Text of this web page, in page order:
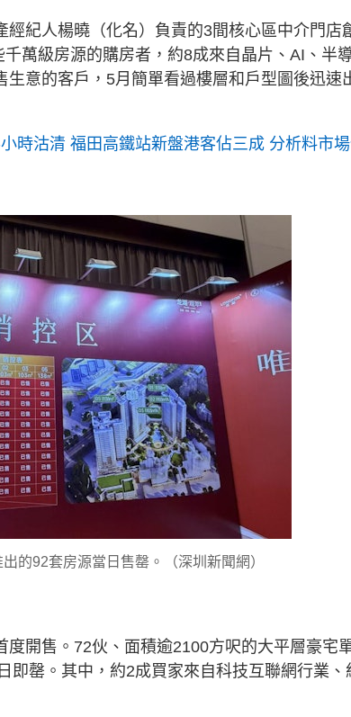
紀人楊曉（化名）負責的3間核心區中介門店
萬級房源的購房者，約8成來自晶片、AI、半
意的客戶，5月簡單看過樓層和戶型圖後迅速
時沽清 福田高鐵站新盤港客佔三成 分析料市
的92套房源當日售罄。（深圳新聞網）
開售。72伙、面積逾2100方呎的大平層豪宅
即罄。其中，約2成買家來自科技互聯網行業、